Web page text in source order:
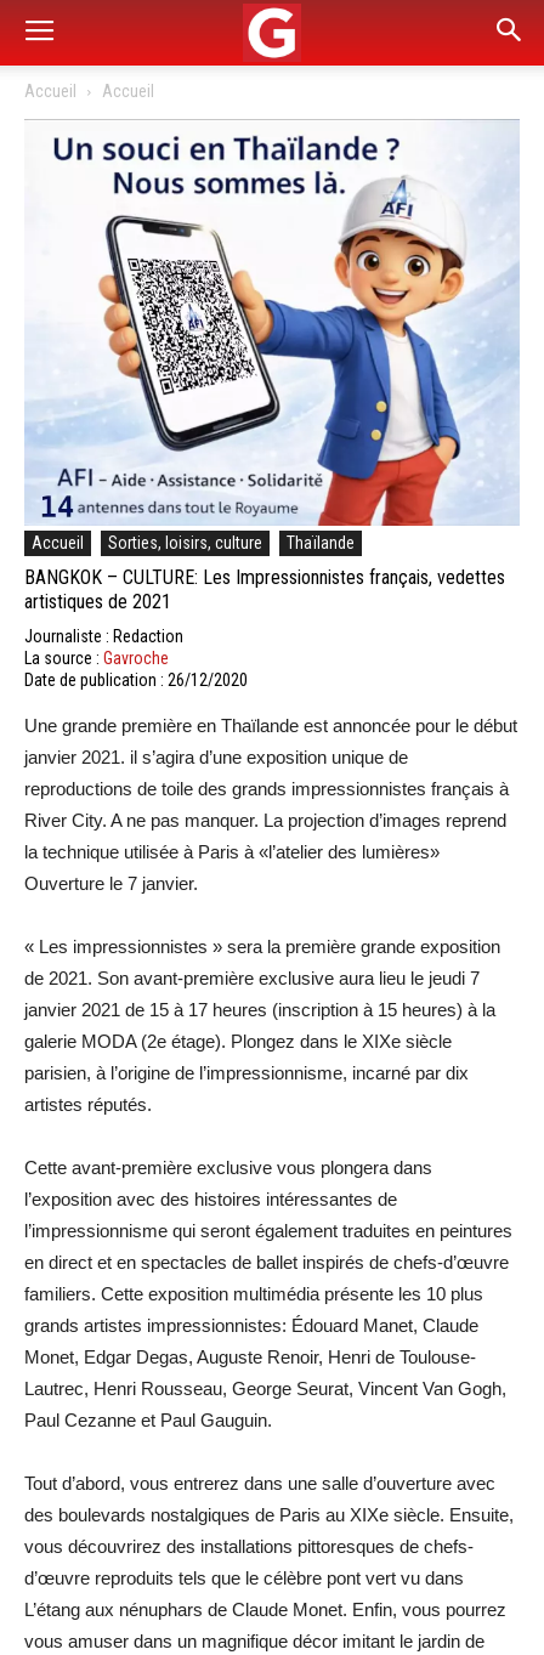
Accueil Accueil
Accueil Sorties, loisirs, culture Thaïlande
BANGKOK – CULTURE: Les Impressionnistes français, vedettes
artistiques de 2021
Journaliste : Redaction
La source : Gavroche
Date de publication : 26/12/2020
Une grande première en Thaïlande est annoncée pour le début
janvier 2021. il s’agira d’une exposition unique de
reproductions de toile des grands impressionnistes français à
River City. A ne pas manquer. La projection d’images reprend
la technique utilisée à Paris à «l’atelier des lumières»
Ouverture le 7 janvier.
« Les impressionnistes » sera la première grande exposition
de 2021. Son avant-première exclusive aura lieu le jeudi 7
janvier 2021 de 15 à 17 heures (inscription à 15 heures) à la
galerie MODA (2e étage). Plongez dans le XIXe siècle
parisien, à l’origine de l’impressionnisme, incarné par dix
artistes réputés.
Cette avant-première exclusive vous plongera dans
l’exposition avec des histoires intéressantes de
l’impressionnisme qui seront également traduites en peintures
en direct et en spectacles de ballet inspirés de chefs-d’œuvre
familiers. Cette exposition multimédia présente les 10 plus
grands artistes impressionnistes: Édouard Manet, Claude
Monet, Edgar Degas, Auguste Renoir, Henri de Toulouse-
Lautrec, Henri Rousseau, George Seurat, Vincent Van Gogh,
Paul Cezanne et Paul Gauguin.
Tout d’abord, vous entrerez dans une salle d’ouverture avec
des boulevards nostalgiques de Paris au XIXe siècle. Ensuite,
vous découvrirez des installations pittoresques de chefs-
d’œuvre reproduits tels que le célèbre pont vert vu dans
L’étang aux nénuphars de Claude Monet. Enfin, vous pourrez
vous amuser dans un magnifique décor imitant le jardin de